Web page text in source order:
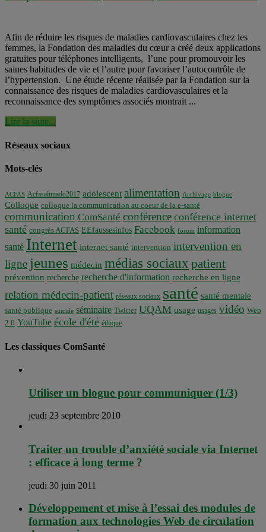
Afin de réduire les risques de maladies cardiovasculaires chez les
femmes, la Fondation des maladies du cœur a créé deux applications
gratuites pour téléphones intelligents, l’une pour promouvoir les
saines habitudes de vie et l’autre pour favoriser l’autocontrôle de
l’hypertension. Une étude récente réalisée par la Fondation sur la
connaissance des risques de maladies cardiovasculaires et la
reconnaissance des symptômes associés montrait ...
Lire la suite...
Réseaux sociaux
Mots-clés
ACFAS Acfasalimado2017 adolescent alimentation Archivage blogue
Colloque colloque la communication au coeur de la e-santé
communication ComSanté conférence conférence internet
santé congrès ACFAS EEfaussesinfos Facebook forum information
santé Internet internet santé intervention intervention en
ligne jeunes médecin médias sociaux patient
prévention recherche recherche d'information recherche en ligne
relation médecin-patient réseaux sociaux santé santé mentale
santé publique suicide séminaire Twitter UQAM usage usages vidéo Web
2.0 YouTube école d'été éthique
Les classiques ComSanté
Utiliser un blogue pour communiquer (1/3)
jeudi 23 septembre 2010
Traiter un trouble d’anxiété sociale via Internet
: efficace à long terme ?
jeudi 30 juin 2011
Développement et mise à l’essai des modules de
formation aux technologies Web de circulation